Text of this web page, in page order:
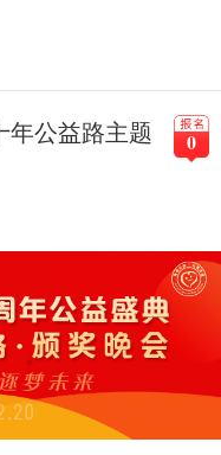
年公益路主题
0